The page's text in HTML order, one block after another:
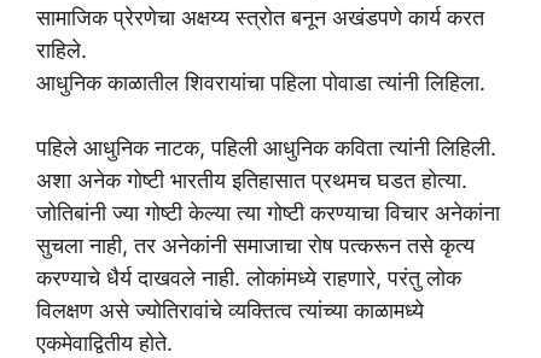
सामाजिक प्रेरणेचा अक्षय्य स्त्रोत बनून अखंडपणे कार्य करत
राहिले.
आधुनिक काळातील शिवरायांचा पहिला पोवाडा त्यांनी लिहिला.
पहिले आधुनिक नाटक, पहिली आधुनिक कविता त्यांनी लिहिली.
अशा अनेक गोष्टी भारतीय इतिहासात प्रथमच घडत होत्या.
जोतिबांनी ज्या गोष्टी केल्या त्या गोष्टी करण्याचा विचार अनेकांना
सुचला नाही, तर अनेकांनी समाजाचा रोष पत्करून तसे कृत्य
करण्याचे धैर्य दाखवले नाही. लोकांमध्ये राहणारे, परंतु लोक
विलक्षण असे ज्योतिरावांचे व्यक्तित्व त्यांच्या काळामध्ये
एकमेवाद्वितीय होते.